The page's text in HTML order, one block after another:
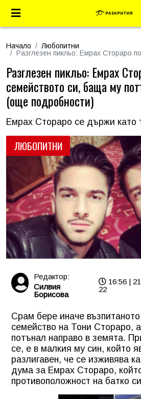
Начало
Любопитни
Разглезен пикльо: Емрах Стораро
ЛЮБОПИТНИ
Разглезен пикльо: Емрах
семейството си, баща му
(още подробности)
Емрах Стораро се държи като
Редактор:
Силвия
Борисова
16:56 |
22
Срам бере иначе
семейство на Тони Стораро,
потънал направо в земята.
се, е в малкия му син, който
разлигавен, че се изживява
дума за Емрах Стораро,
противоположност на батко